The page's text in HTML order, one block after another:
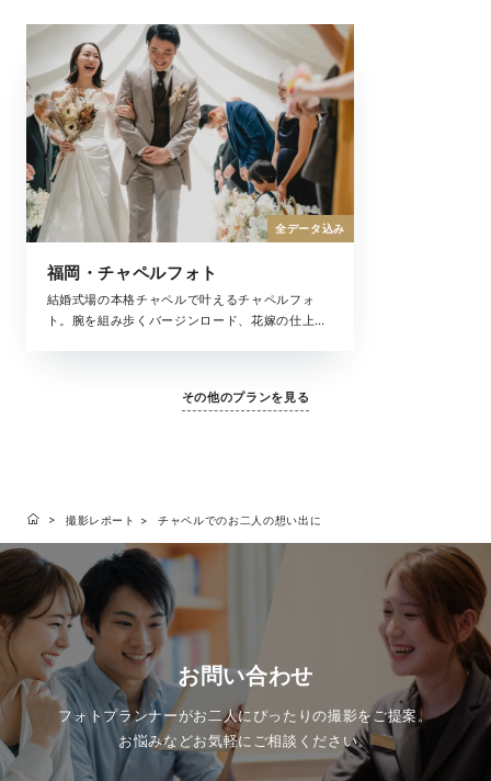
福岡・チャペルフォト
結婚式場の本格チャペルで叶えるチャペルフォ
ト。腕を組み歩くバージンロード、花嫁の仕上げ
影データがセットになったプランです。
全データ込み
その他のプランを見る
撮影レポート チャペルでのお二人の想い出に
お問い合わせ
フォトプランナーがお二人にぴったりの撮影をご提案。
お悩みなどお気軽にご相談ください。